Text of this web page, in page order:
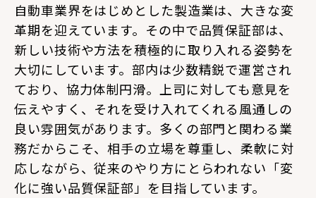
自動車業界をはじめとした製造業は、大きな変
革期を迎えています。その中で品質保証部は、
新しい技術や方法を積極的に取り入れる姿勢を
大切にしています。部内は少数精鋭で運営され
ており、協力体制円滑。上司に対しても意見を
伝えやすく、それを受け入れてくれる風通しの
良い雰囲気があります。多くの部門と関わる業
務だからこそ、相手の立場を尊重し、柔軟に対
応しながら、従来のやり方にとらわれない「変
化に強い品質保証部」を目指しています。